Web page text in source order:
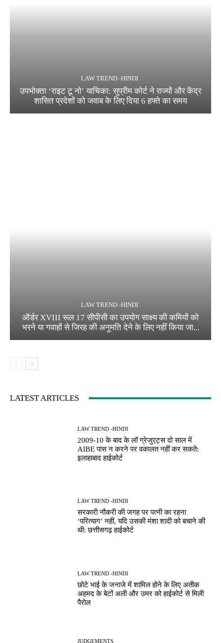
LAW TREND -HINDI
उपभोक्ता ‘राइट टू नो’ याचिका: सुप्रीम कोर्ट ने राज्यों और केंद्र
शासित प्रदेशों को जवाब के लिए दिया 6 हफ्ते का समय
LAW TREND -HINDI
ऑर्डर XVIII रूल 17 सीपीसी का उपयोग साक्ष्य की कमियों को
भरने या गवाहों से जिरह की अनुमति देने के लिए नहीं किया जा...
LATEST ARTICLES
LAW TREND -HINDI
2009-10 के बाद के लॉ ग्रेजुएट्स दो साल में
AIBE पास न करने पर वकालत नहीं कर सकते:
इलाहाबाद हाईकोर्ट
LAW TREND -HINDI
सरकारी नौकरी की जगह पर पत्नी का रहना
‘परित्याग’ नहीं, यदि उसकी मंशा शादी को बचाने की
थी: छत्तीसगढ़ हाईकोर्ट
LAW TREND -HINDI
छोटे भाई के जनाजे में शामिल होने के लिए अतीक
अहमद के बेटों अली और उमर को हाईकोर्ट से मिली
पैरोल
JUDGEMENTS